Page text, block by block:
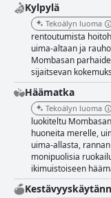
Kylpylä
Tekoälyn luoma
rentoutumista
uima-altaan ja
Mombasan
sijaitsevan
Häämatka
Tekoälyn luoma
luokiteltu
huoneita merelle,
uima-allasta,
monipuolisia
ikimuistoiseen